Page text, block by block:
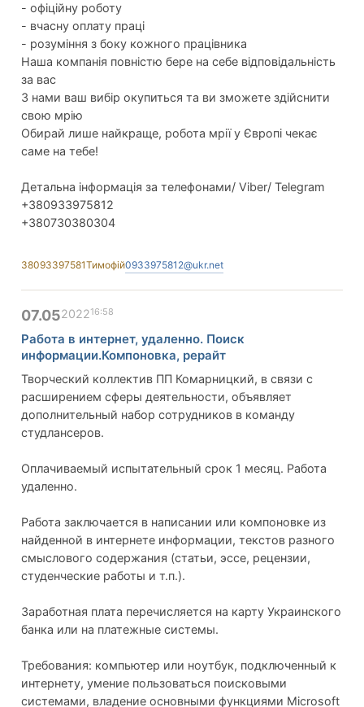
- офіційну роботу
- вчасну оплату праці
- розуміння з боку кожного працівника
Наша компанія повністю бере на себе відповідальність
за вас
З нами ваш вибір окупиться та ви зможете здійснити
свою мрію
Обирай лише найкраще, робота мрії у Європі чекає
саме на тебе!
Детальна інформація за телефонами/ Viber/ Telegram
+380933975812
+380730380304
38093397581Тимофій0933975812@ukr.net
07.05202216:58
Работа в интернет, удаленно. Поиск
информации.Компоновка, рерайт
Творческий коллектив ПП Комарницкий, в связи с
расширением сферы деятельности, объявляет
дополнительный набор сотрудников в команду
студлансеров.
Оплачиваемый испытательный срок 1 месяц. Работа
удаленно.
Работа заключается в написании или компоновке из
найденной в интернете информации, текстов разного
смыслового содержания (статьи, эссе, рецензии,
студенческие работы и т.п.).
Заработная плата перечисляется на карту Украинского
банка или на платежные системы.
Требования: компьютер или ноутбук, подключенный к
интернету, умение пользоваться поисковыми
системами, владение основными функциями Microsoft